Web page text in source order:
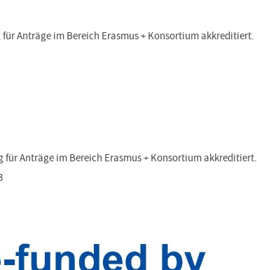
Anträge im Bereich Erasmus + Konsortium akkreditiert.
Anträge im Bereich Erasmus + Konsortium akkreditiert.